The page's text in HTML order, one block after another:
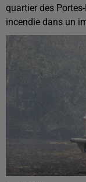
quartier des
incendie dans un